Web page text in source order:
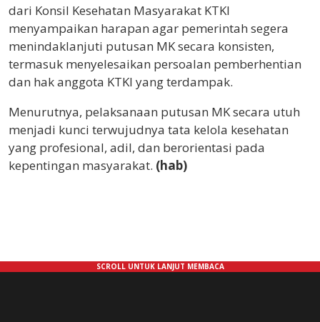
dari Konsil Kesehatan Masyarakat KTKI
menyampaikan harapan agar pemerintah segera
menindaklanjuti putusan MK secara konsisten,
termasuk menyelesaikan persoalan pemberhentian
dan hak anggota KTKI yang terdampak.
Menurutnya, pelaksanaan putusan MK secara utuh
menjadi kunci terwujudnya tata kelola kesehatan
yang profesional, adil, dan berorientasi pada
kepentingan masyarakat. (hab)